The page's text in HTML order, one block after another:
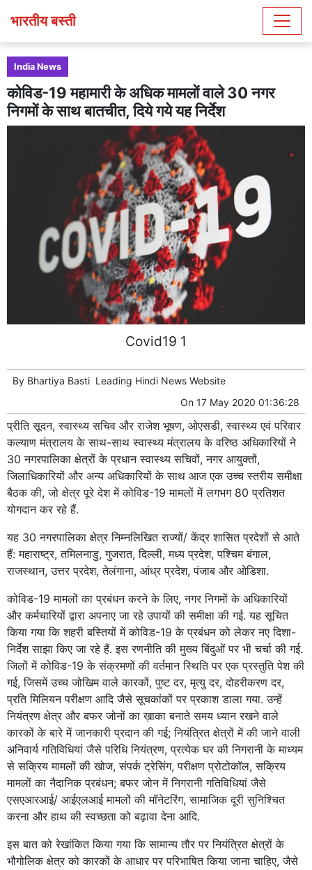
भारतीय बस्ती
India News
कोविड-19 महामारी के अधिक मामलों वाले 30 नगर
निगमों के साथ बातचीत, दिये गये यह निर्देश
Covid19 1
By Bhartiya Basti Leading Hindi News Website
On 17 May 2020 01:36:28
प्रीति सूदन, स्वास्थ्य सचिव और राजेश भूषण, ओएसडी, स्वास्थ्य एवं परिवार
कल्याण मंत्रालय के साथ-साथ स्वास्थ्य मंत्रालय के वरिष्ठ अधिकारियों ने
30 नगरपालिका क्षेत्रों के प्रधान स्वास्थ्य सचिवों, नगर आयुक्तों,
जिलाधिकारियों और अन्य अधिकारियों के साथ आज एक उच्च स्तरीय समीक्षा
बैठक की, जो क्षेत्र पूरे देश में कोविड-19 मामलों में लगभग 80 प्रतिशत
योगदान कर रहे हैं.
यह 30 नगरपालिका क्षेत्र निम्नलिखित राज्यों/ केंद्र शासित प्रदेशों से आते
हैं: महाराष्ट्र, तमिलनाडु, गुजरात, दिल्ली, मध्य प्रदेश, पश्चिम बंगाल,
राजस्थान, उत्तर प्रदेश, तेलंगाना, आंध्र प्रदेश, पंजाब और ओडिशा.
कोविड-19 मामलों का प्रबंधन करने के लिए, नगर निगमों के अधिकारियों
और कर्मचारियों द्वारा अपनाए जा रहे उपायों की समीक्षा की गई. यह सूचित
किया गया कि शहरी बस्तियों में कोविड-19 के प्रबंधन को लेकर नए दिशा-
निर्देश साझा किए जा रहे हैं. इस रणनीति की मुख्य बिंदुओं पर भी चर्चा की गई.
जिलों में कोविड-19 के संक्रमणों की वर्तमान स्थिति पर एक प्रस्तुति पेश की
गई, जिसमें उच्च जोखिम वाले कारकों, पुष्ट दर, मृत्यु दर, दोहरीकरण दर,
प्रति मिलियन परीक्षण आदि जैसे सूचकांकों पर प्रकाश डाला गया. उन्हें
नियंत्रण क्षेत्र और बफर जोनों का ख़ाका बनाते समय ध्यान रखने वाले
कारकों के बारे में जानकारी प्रदान की गई; नियंत्रित क्षेत्रों में की जाने वाली
अनिवार्य गतिविधियां जैसे परिधि नियंत्रण, प्रत्येक घर की निगरानी के माध्यम
से सक्रिय मामलों की खोज, संपर्क ट्रेसिंग, परीक्षण प्रोटोकॉल, सक्रिय
मामलों का नैदानिक प्रबंधन; बफर जोन में निगरानी गतिविधियां जैसे
एसएआरआई/ आईएलआई मामलों की मॉनेटरिंग, सामाजिक दूरी सुनिश्चित
करना और हाथ की स्वच्छता को बढ़ावा देना आदि.
इस बात को रेखांकित किया गया कि सामान्य तौर पर नियंत्रित क्षेत्रों के
भौगोलिक क्षेत्र को कारकों के आधार पर परिभाषित किया जाना चाहिए, जैसे